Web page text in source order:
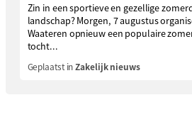
Zin in een sportieve en gezellige
landschap? Morgen, 7 augustus
Waateren opnieuw een populaire
tocht...
Geplaatst inZakelijk nieuws